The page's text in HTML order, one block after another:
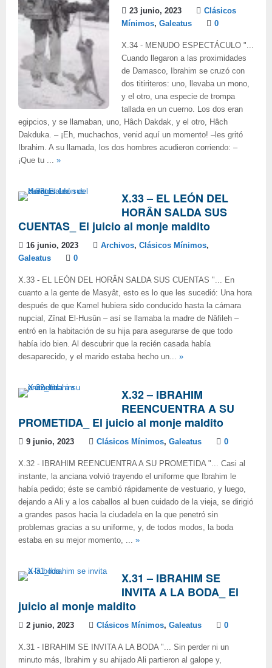
23 junio, 2023
Clásicos
Mínimos, Galeatus 0
X.34 - MENUDO ESPECTÁCULO "...
Cuando llegaron a las proximidades
de Damasco, Ibrahim se cruzó con
dos titiriteros: uno, llevaba un mono,
y el otro, una especie de trompa
tallada en un cuerno. Los dos eran
egipcios, y se llamaban, uno, Hâch Dakdak, y el otro, Hâch
Dakduka. ‒ ¡Eh, muchachos, venid aquí un momento! ‒les gritó
Ibrahim. A su llamada, los dos hombres acudieron corriendo: ‒
¡Que tu ... »
X.33 – EL LEÓN DEL
HORÂN SALDA SUS
CUENTAS_ El juicio al monje maldito
16 junio, 2023 Archivos, Clásicos Mínimos,
Galeatus
0
X.33 - EL LEÓN DEL HORÂN SALDA SUS CUENTAS "... En
cuanto a la gente de Masyât, esto es lo que les sucedió: Una hora
después de que Kamel hubiera sido conducido hasta la cámara
nupcial, Zînat El-Husûn ‒ así se llamaba la madre de Nâfileh ‒
entró en la habitación de su hija para asegurarse de que todo
había ido bien. Al descubrir que la recién casada había
desaparecido, y el marido estaba hecho un... »
X.32 – IBRAHIM
REENCUENTRA A SU
PROMETIDA_ El juicio al monje maldito
9 junio, 2023 Clásicos Mínimos, Galeatus 0
X.32 - IBRAHIM REENCUENTRA A SU PROMETIDA "... Casi al
instante, la anciana volvió trayendo el uniforme que Ibrahim le
había pedido; éste se cambió rápidamente de vestuario, y luego,
dejando a Ali y a los caballos al buen cuidado de la vieja, se dirigió
a grandes pasos hacia la ciudadela en la que penetró sin
problemas gracias a su uniforme, y, de todos modos, la boda
estaba en su mejor momento, ... »
X.31 – IBRAHIM SE
INVITA A LA BODA_ El
juicio al monje maldito
2 junio, 2023 Clásicos Mínimos, Galeatus 0
X.31 - IBRAHIM SE INVITA A LA BODA "... Sin perder ni un
minuto más, Ibrahim y su ahijado Ali partieron al galope y,